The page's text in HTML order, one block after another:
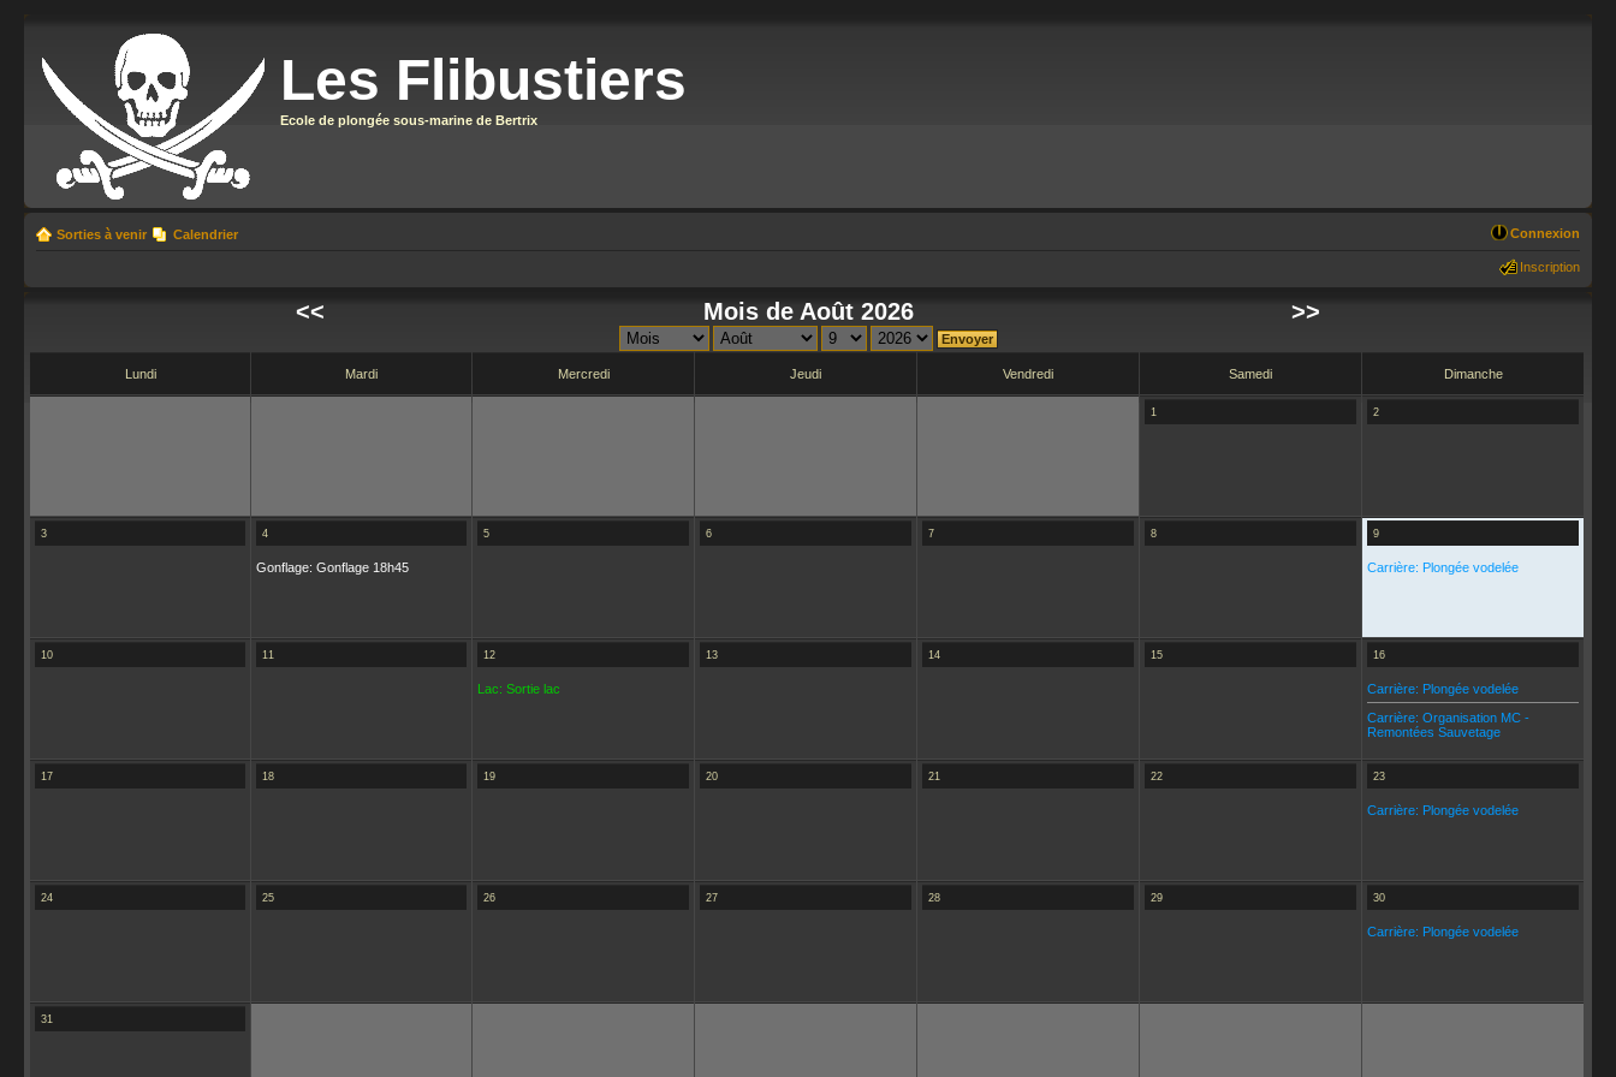
Les Flibustiers
Ecole de plongée sous-marine de Bertrix
Sorties à venir Calendrier Connexion
Inscription
<< Mois de Août 2026 >>
Lundi Mardi Mercredi Jeudi Vendredi Samedi Dimanche
1 2
3 4
Gonflage: Gonflage 18h45
5 6 7 8 9
Carrière: Plongée vodelée
10 11 12
Lac: Sortie lac
13 14 15 16
Carrière: Plongée vodelée
Carrière: Organisation MC -
Remontées Sauvetage
17 18 19 20 21 22 23
Carrière: Plongée vodelée
24 25 26 27 28 29 30
Carrière: Plongée vodelée
31